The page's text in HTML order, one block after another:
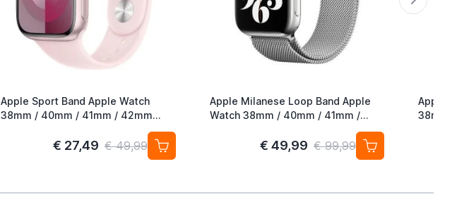
Apple Sport Band Apple Watch
38mm / 40mm / 41mm / 42mm
€ 27,49 € 49,99
Apple Milanese Loop Band Apple
Watch 38mm / 40mm / 41mm /
€ 49,99 € 99,99
Apple
38mm /